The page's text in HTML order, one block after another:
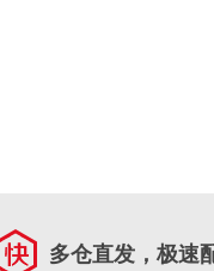
多仓直发，极速